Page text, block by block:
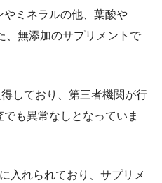
やミネラルの他、葉酸や
、無添加のサプリメントで
しており、第三者機関が行
も異常なしとなっていま
入れられており、サプリメ